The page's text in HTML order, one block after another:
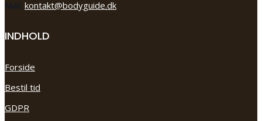
Mail: kontakt@bodyguide.dk
INDHOLD
Forside
Bestil tid
GDPR